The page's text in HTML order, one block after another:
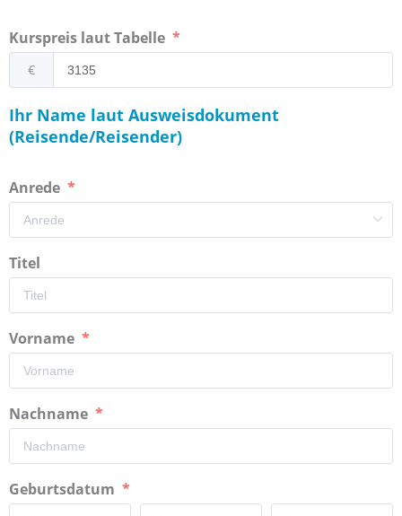
Kurspreis laut Tabelle
€
Ihr Name laut Ausweisdokument
(Reisende/Reisender)
Anrede
Titel
Vorname
Nachname
Geburtsdatum